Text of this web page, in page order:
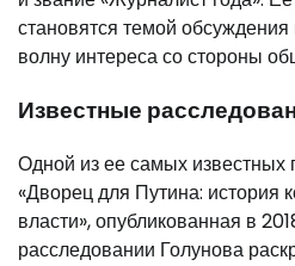
становятся темой
волну интереса со стороны
Известные
Одной из ее самых известных
«Дворец для Путина: история
власти», опубликованная в
расследовании Голунова